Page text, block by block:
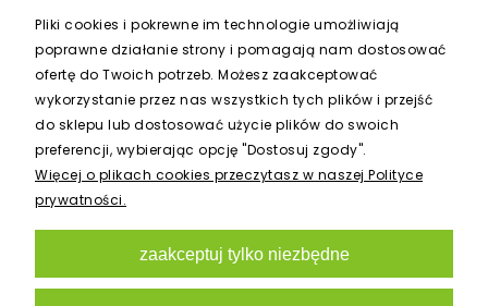
Newsletter
Pliki cookies i pokrewne im technologie umożliwiają
poprawne działanie strony i pomagają nam dostosować
ofertę do Twoich potrzeb. Możesz zaakceptować
wykorzystanie przez nas wszystkich tych plików i przejść
do sklepu lub dostosować użycie plików do swoich
preferencji, wybierając opcję "Dostosuj zgody".
Więcej o plikach cookies przeczytasz w naszej Polityce
prywatności.
zaakceptuj tylko niezbędne